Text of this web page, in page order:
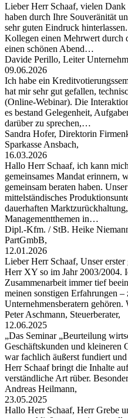
Lieber Herr Schaaf, vielen
haben durch Ihre Souveränität
sehr guten Eindruck
Kollegen einen Mehrwert durch
einen schönen Abend…
Davide Perillo, Leiter
09.06.2026
Ich habe ein
hat mir sehr gut gefallen,
(Online-Webinar). Die
es bestand Gelegenheit,
darüber zu sprechen,…
Sandra Hofer, Direktorin
Sparkasse Ansbach,
16.03.2026
Hallo Herr Schaaf, ich kann
gemeinsames Mandat erinnern,
gemeinsam beraten haben.
mittelständisches
dauerhaften
Managementthemen in…
Dipl.-Kfm. / StB. Heike
PartGmbB,
12.01.2026
Lieber Herr Schaaf, Unser
Herr XY so im Jahr 2003/2004.
Zusammenarbeit immer tief
meinen sonstigen Erfahrungen –
Unternehmensberatern
Peter Aschmann, Steuerberater,
12.06.2025
„Das Seminar „Beurteilung
Geschäftskunden und kleineren
war fachlich äußerst fundiert
Herr Schaaf bringt die Inhalte
verständliche Art rüber.
Andreas Heilmann,
23.05.2025
Hallo Herr Schaaf, Herr Grebe